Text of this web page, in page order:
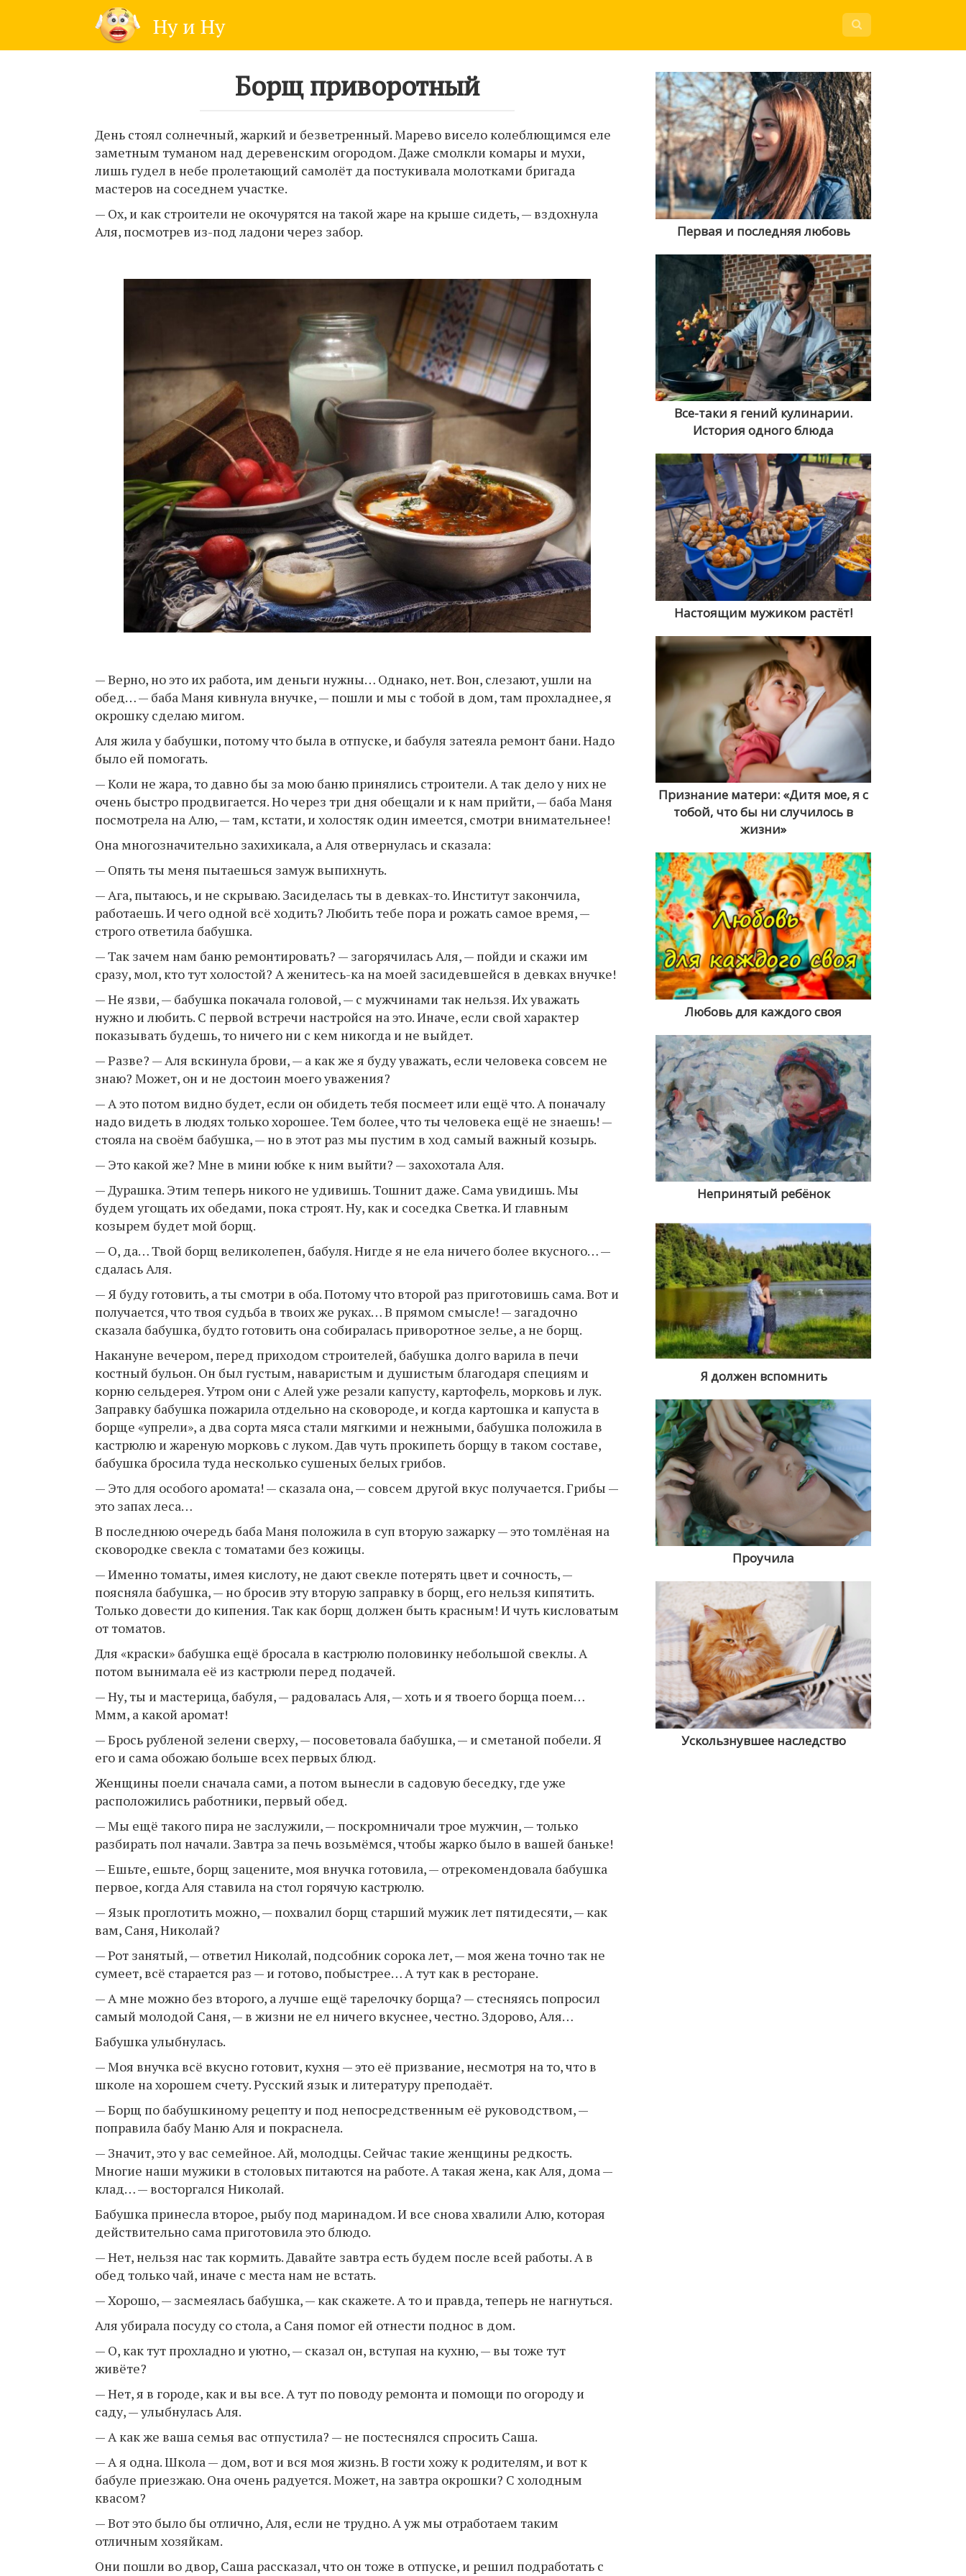
Ну и Ну
Борщ приворотный
День стоял солнечный, жаркий и безветренный. Марево висело колеблющимся еле
заметным туманом над деревенским огородом. Даже смолкли комары и мухи,
лишь гудел в небе пролетающий самолёт да постукивала молотками бригада
мастеров на соседнем участке.
— Ох, и как строители не окочурятся на такой жаре на крыше сидеть, — вздохнула
Аля, посмотрев из-под ладони через забор.
— Верно, но это их работа, им деньги нужны… Однако, нет. Вон, слезают, ушли на
обед… — баба Маня кивнула внучке, — пошли и мы с тобой в дом, там прохладнее, я
окрошку сделаю мигом.
Аля жила у бабушки, потому что была в отпуске, и бабуля затеяла ремонт бани. Надо
было ей помогать.
— Коли не жара, то давно бы за мою баню принялись строители. А так дело у них не
очень быстро продвигается. Но через три дня обещали и к нам прийти, — баба Маня
посмотрела на Алю, — там, кстати, и холостяк один имеется, смотри внимательнее!
Она многозначительно захихикала, а Аля отвернулась и сказала:
— Опять ты меня пытаешься замуж выпихнуть.
— Ага, пытаюсь, и не скрываю. Засиделась ты в девках-то. Институт закончила,
работаешь. И чего одной всё ходить? Любить тебе пора и рожать самое время, —
строго ответила бабушка.
— Так зачем нам баню ремонтировать? — загорячилась Аля, — пойди и скажи им
сразу, мол, кто тут холостой? А женитесь-ка на моей засидевшейся в девках внучке!
— Не язви, — бабушка покачала головой, — с мужчинами так нельзя. Их уважать
нужно и любить. С первой встречи настройся на это. Иначе, если свой характер
показывать будешь, то ничего ни с кем никогда и не выйдет.
— Разве? — Аля вскинула брови, — а как же я буду уважать, если человека совсем не
знаю? Может, он и не достоин моего уважения?
— А это потом видно будет, если он обидеть тебя посмеет или ещё что. А поначалу
надо видеть в людях только хорошее. Тем более, что ты человека ещё не знаешь! —
стояла на своём бабушка, — но в этот раз мы пустим в ход самый важный козырь.
— Это какой же? Мне в мини юбке к ним выйти? — захохотала Аля.
— Дурашка. Этим теперь никого не удивишь. Тошнит даже. Сама увидишь. Мы
будем угощать их обедами, пока строят. Ну, как и соседка Светка. И главным
козырем будет мой борщ.
— О, да… Твой борщ великолепен, бабуля. Нигде я не ела ничего более вкусного… —
сдалась Аля.
— Я буду готовить, а ты смотри в оба. Потому что второй раз приготовишь сама. Вот и
получается, что твоя судьба в твоих же руках… В прямом смысле! — загадочно
сказала бабушка, будто готовить она собиралась приворотное зелье, а не борщ.
Накануне вечером, перед приходом строителей, бабушка долго варила в печи
костный бульон. Он был густым, наваристым и душистым благодаря специям и
корню сельдерея. Утром они с Алей уже резали капусту, картофель, морковь и лук.
Заправку бабушка пожарила отдельно на сковороде, и когда картошка и капуста в
борще «упрели», а два сорта мяса стали мягкими и нежными, бабушка положила в
кастрюлю и жареную морковь с луком. Дав чуть прокипеть борщу в таком составе,
бабушка бросила туда несколько сушеных белых грибов.
— Это для особого аромата! — сказала она, — совсем другой вкус получается. Грибы —
это запах леса…
В последнюю очередь баба Маня положила в суп вторую зажарку — это томлёная на
сковородке свекла с томатами без кожицы.
— Именно томаты, имея кислоту, не дают свекле потерять цвет и сочность, —
поясняла бабушка, — но бросив эту вторую заправку в борщ, его нельзя кипятить.
Только довести до кипения. Так как борщ должен быть красным! И чуть кисловатым
от томатов.
Для «краски» бабушка ещё бросала в кастрюлю половинку небольшой свеклы. А
потом вынимала её из кастрюли перед подачей.
— Ну, ты и мастерица, бабуля, — радовалась Аля, — хоть и я твоего борща поем…
Ммм, а какой аромат!
— Брось рубленой зелени сверху, — посоветовала бабушка, — и сметаной побели. Я
его и сама обожаю больше всех первых блюд.
Женщины поели сначала сами, а потом вынесли в садовую беседку, где уже
расположились работники, первый обед.
— Мы ещё такого пира не заслужили, — поскромничали трое мужчин, — только
разбирать пол начали. Завтра за печь возьмёмся, чтобы жарко было в вашей баньке!
— Ешьте, ешьте, борщ зацените, моя внучка готовила, — отрекомендовала бабушка
первое, когда Аля ставила на стол горячую кастрюлю.
— Язык проглотить можно, — похвалил борщ старший мужик лет пятидесяти, — как
вам, Саня, Николай?
— Рот занятый, — ответил Николай, подсобник сорока лет, — моя жена точно так не
сумеет, всё старается раз — и готово, побыстрее… А тут как в ресторане.
— А мне можно без второго, а лучше ещё тарелочку борща? — стесняясь попросил
самый молодой Саня, — в жизни не ел ничего вкуснее, честно. Здорово, Аля…
Бабушка улыбнулась.
— Моя внучка всё вкусно готовит, кухня — это её призвание, несмотря на то, что в
школе на хорошем счету. Русский язык и литературу преподаёт.
— Борщ по бабушкиному рецепту и под непосредственным её руководством, —
поправила бабу Маню Аля и покраснела.
— Значит, это у вас семейное. Ай, молодцы. Сейчас такие женщины редкость.
Многие наши мужики в столовых питаются на работе. А такая жена, как Аля, дома —
клад… — восторгался Николай.
Бабушка принесла второе, рыбу под маринадом. И все снова хвалили Алю, которая
действительно сама приготовила это блюдо.
— Нет, нельзя нас так кормить. Давайте завтра есть будем после всей работы. А в
обед только чай, иначе с места нам не встать.
— Хорошо, — засмеялась бабушка, — как скажете. А то и правда, теперь не нагнуться.
Аля убирала посуду со стола, а Саня помог ей отнести поднос в дом.
— О, как тут прохладно и уютно, — сказал он, вступая на кухню, — вы тоже тут
живёте?
— Нет, я в городе, как и вы все. А тут по поводу ремонта и помощи по огороду и
саду, — улыбнулась Аля.
— А как же ваша семья вас отпустила? — не постеснялся спросить Саша.
— А я одна. Школа — дом, вот и вся моя жизнь. В гости хожу к родителям, и вот к
бабуле приезжаю. Она очень радуется. Может, на завтра окрошки? С холодным
квасом?
— Вот это было бы отлично, Аля, если не трудно. А уж мы отработаем таким
отличным хозяйкам.
Они пошли во двор, Саша рассказал, что он тоже в отпуске, и решил подработать с
Первая и последняя любовь
Все-таки я гений кулинарии.
История одного блюда
Настоящим мужиком растёт!
Признание матери: «Дитя мое, я с
тобой, что бы ни случилось в
жизни»
Любовь для каждого своя
Непринятый ребёнок
Я должен вспомнить
Проучила
Ускользнувшее наследство